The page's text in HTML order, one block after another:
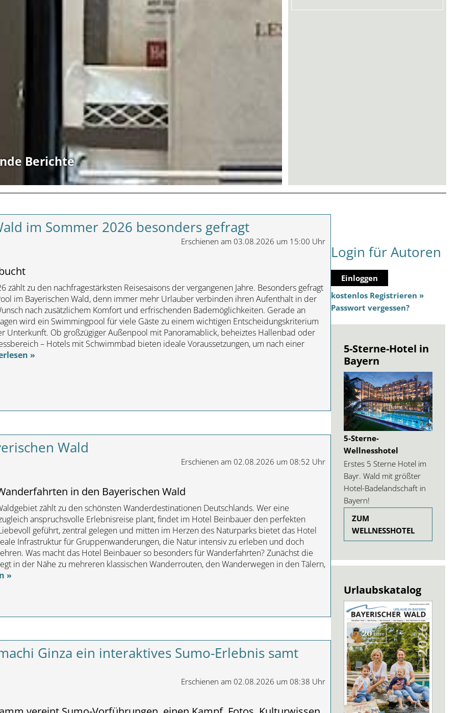
Berichte
im Sommer 2026 besonders gefragt
Erschienen am 03.08.2026 um 15:00 Uhr
zählt zu den nachfragestärksten Reisesaisons der vergangenen Jahre. Besonders gefragt
im Bayerischen Wald, denn immer mehr Urlauber verbinden ihren Aufenthalt in der
nach zusätzlichem Komfort und erfrischenden Bademöglichkeiten. Gerade an
wird ein Swimmingpool für viele Gäste zu einem wichtigen Entscheidungskriterium
Unterkunft. Ob großzügiger Außenpool mit Panoramablick, beheiztes Hallenbad oder
– Hotels mit Schwimmbad bieten ideale Voraussetzungen, um nach einer
»
Wald
Erschienen am 02.08.2026 um 08:52 Uhr
in den Bayerischen Wald
zählt zu den schönsten Wanderdestinationen Deutschlands. Wer eine
anspruchsvolle Erlebnisreise plant, findet im Hotel Beinbauer den perfekten
geführt, zentral gelegen und mitten im Herzen des Naturparks bietet das Hotel
Infrastruktur für Gruppenwanderungen, die Natur intensiv zu erleben und doch
Was macht das Hotel Beinbauer so besonders für Wanderfahrten? Zunächst die
in der Nähe zu mehreren klassischen Wanderrouten, den Wanderwegen in den Tälern,
»
Ginza ein interaktives Sumo-Erlebnis samt
Erschienen am 02.08.2026 um 08:38 Uhr
Login für Autoren
Einloggen
kostenlos Registrieren »
Passwort vergessen?
5-Sterne-Hotel in
Bayern
5-Sterne-
Wellnesshotel
Erstes 5 Sterne Hotel im
Bayr. Wald mit größter
Hotel-Badelandschaft in
Bayern!
ZUM
WELLNESSHOTEL
Urlaubskatalog